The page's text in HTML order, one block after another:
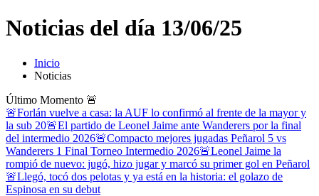
Noticias del día 13/06/25
Inicio
Noticias
Último Momento 🚨
🚨Forlán vuelve a casa: la AUF lo confirmó al frente de la mayor y
la sub 20🚨El partido de Leonel Jaime ante Wanderers por la final
del intermedio 2026🚨Compacto mejores jugadas Peñarol 5 vs
Wanderers 1 Final Torneo Intermedio 2026🚨Leonel Jaime la
rompió de nuevo: jugó, hizo jugar y marcó su primer gol en Peñarol
🚨Llegó, tocó dos pelotas y ya está en la historia: el golazo de
Espinosa en su debut